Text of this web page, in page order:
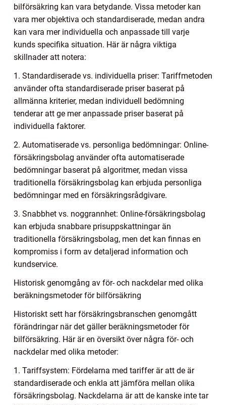
bilförsäkring kan vara betydande. Vissa metoder kan
vara mer objektiva och standardiserade, medan andra
kan vara mer individuella och anpassade till varje
kunds specifika situation. Här är några viktiga
skillnader att notera:
1. Standardiserade vs. individuella priser: Tariffmetoden
använder ofta standardiserade priser baserat på
allmänna kriterier, medan individuell bedömning
tenderar att ge mer anpassade priser baserat på
individuella faktorer.
2. Automatiserade vs. personliga bedömningar: Online-
försäkringsbolag använder ofta automatiserade
bedömningar baserat på algoritmer, medan vissa
traditionella försäkringsbolag kan erbjuda personliga
bedömningar med en försäkringsrådgivare.
3. Snabbhet vs. noggrannhet: Online-försäkringsbolag
kan erbjuda snabbare prisuppskattningar än
traditionella försäkringsbolag, men det kan finnas en
kompromiss i form av detaljerad information och
kundservice.
Historisk genomgång av för- och nackdelar med olika
beräkningsmetoder för bilförsäkring
Historiskt sett har försäkringsbranschen genomgått
förändringar när det gäller beräkningsmetoder för
bilförsäkring. Här är en översikt över några för- och
nackdelar med olika metoder:
1. Tariffsystem: Fördelarna med tariffer är att de är
standardiserade och enkla att jämföra mellan olika
försäkringsbolag. Nackdelarna är att de kanske inte tar